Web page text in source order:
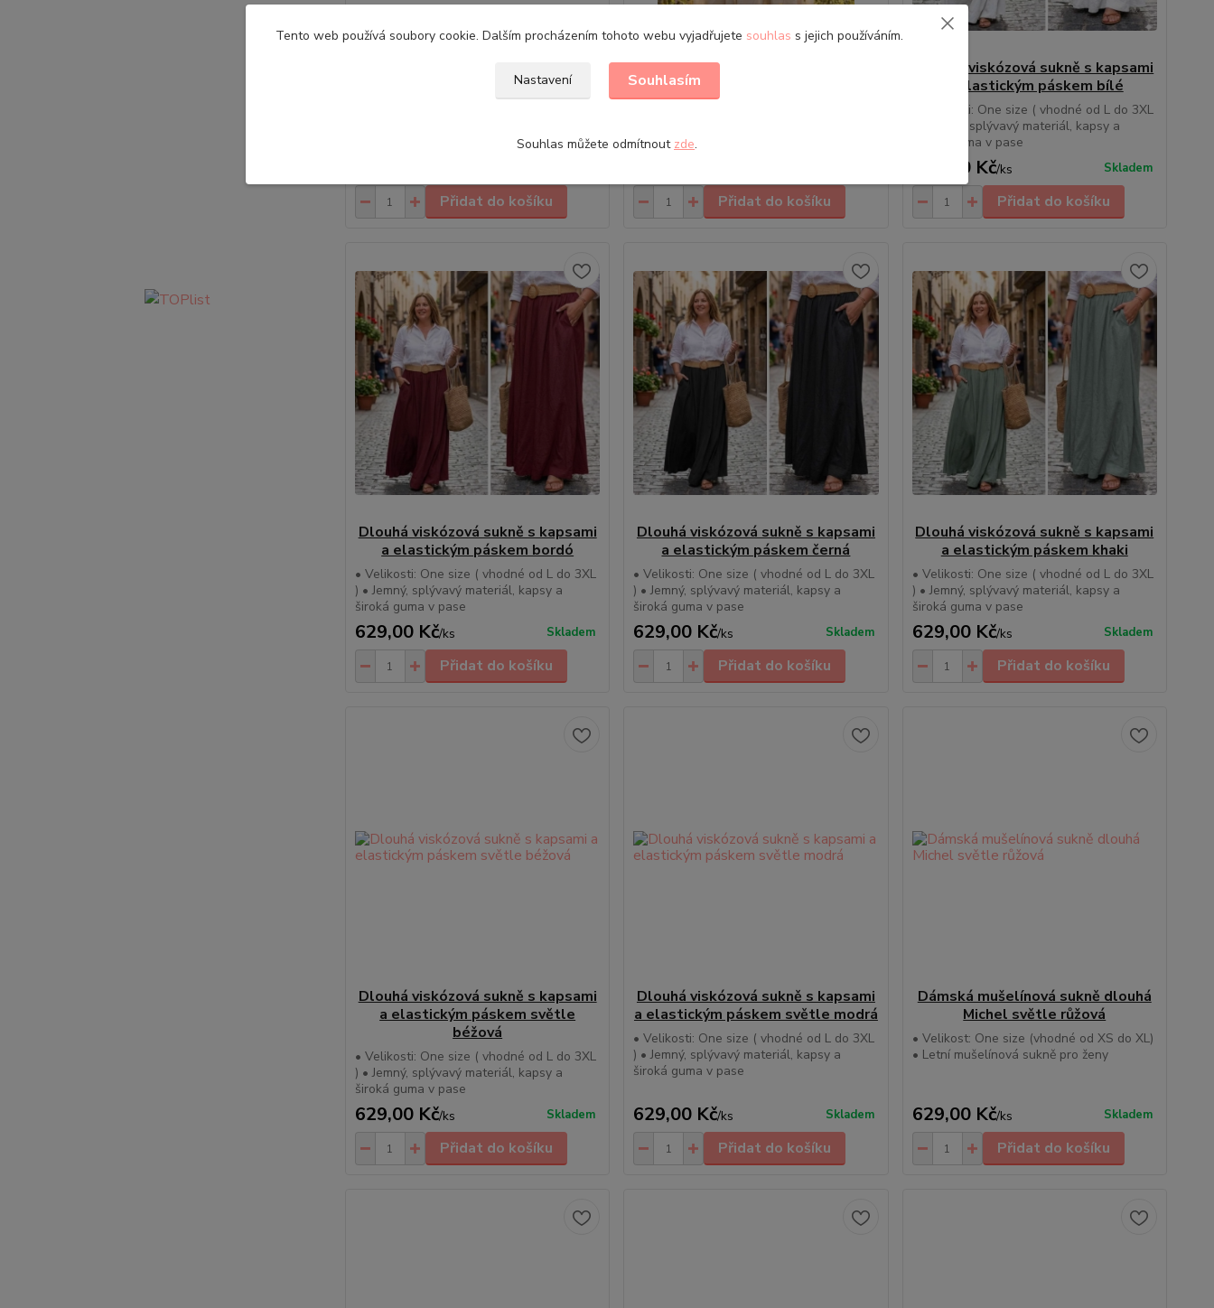
BOHO khaki
Přidat do košíku
Dámská romantická krajková sukně
BOHO světle béžová
Přidat do košíku
Dlouhá viskózová sukně s kapsami
a elastickým páskem bílé
• Velikosti: One size ( vhodné od L do 3XL
) • Jemný, splývavý materiál, kapsy a
široká guma v pase
629,00 Kč/ks Skladem
Přidat do košíku
Dlouhá viskózová sukně s kapsami
a elastickým páskem bordó
• Velikosti: One size ( vhodné od L do 3XL
) • Jemný, splývavý materiál, kapsy a
široká guma v pase
629,00 Kč/ks Skladem
Přidat do košíku
Dlouhá viskózová sukně s kapsami
a elastickým páskem černá
• Velikosti: One size ( vhodné od L do 3XL
) • Jemný, splývavý materiál, kapsy a
široká guma v pase
629,00 Kč/ks Skladem
Přidat do košíku
Dlouhá viskózová sukně s kapsami
a elastickým páskem khaki
• Velikosti: One size ( vhodné od L do 3XL
) • Jemný, splývavý materiál, kapsy a
široká guma v pase
629,00 Kč/ks Skladem
Přidat do košíku
Dlouhá viskózová sukně s kapsami
a elastickým páskem světle
béžová
• Velikosti: One size ( vhodné od L do 3XL
) • Jemný, splývavý materiál, kapsy a
široká guma v pase
629,00 Kč/ks Skladem
Přidat do košíku
Dlouhá viskózová sukně s kapsami
a elastickým páskem světle modrá
• Velikosti: One size ( vhodné od L do 3XL
) • Jemný, splývavý materiál, kapsy a
široká guma v pase
629,00 Kč/ks Skladem
Přidat do košíku
Dámská mušelínová sukně dlouhá
Michel světle růžová
• Velikost: One size (vhodné od XS do XL)
• Letní mušelínová sukně pro ženy
629,00 Kč/ks Skladem
Přidat do košíku
Tento web používá soubory cookie. Dalším procházením tohoto webu vyjadřujete souhlas s jejich používáním.
Nastavení Souhlasím
Souhlas můžete odmítnout zde.